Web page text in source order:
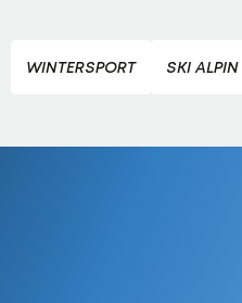
WINTERSPORT SKI ALPIN